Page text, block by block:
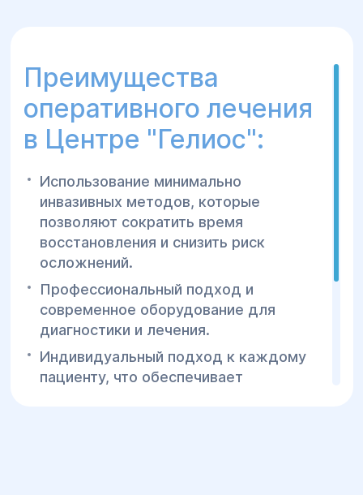
Спондилодез
правильном положении, чтобы
предотвратить дальнейшие смещения
дисков.
Перед операцией пациенту может
быть назначено голодание, а также
прием препаратов, которые
подготовят организм к хирургическому
вмешательству.
Операция проводится под общим или
местным наркозом в зависимости от
выбранного метода.
4.Процедура операции:
Преимущества
оперативного лечения
в Центре "Гелиос":
Использование минимально
инвазивных методов, которые
позволяют сократить время
восстановления и снизить риск
осложнений.
Профессиональный подход и
современное оборудование для
диагностики и лечения.
Индивидуальный подход к каждому
пациенту, что обеспечивает